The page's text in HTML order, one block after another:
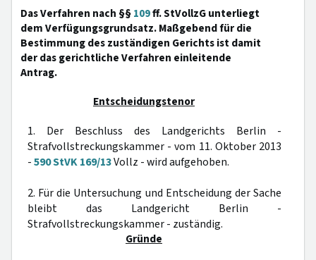
Das Verfahren nach §§109ff. StVollzG unterliegt
dem Verfügungsgrundsatz. Maßgebend für die
Bestimmung des zuständigen Gerichts ist damit
der das gerichtliche Verfahren einleitende
Antrag.
Entscheidungstenor
1. Der Beschluss des Landgerichts Berlin -
Strafvollstreckungskammer - vom 11. Oktober 2013
-590 StVK 169/13Vollz - wird aufgehoben.
2. Für die Untersuchung und Entscheidung der Sache
bleibt das Landgericht Berlin -
Strafvollstreckungskammer - zuständig.
Gründe